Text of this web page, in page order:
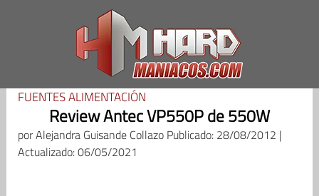
FUENTES ALIMENTACIÓN
Review Antec VP550P de 550W
porAlejandra Guisande Collazo Publicado: 28/08/2012 |
Actualizado: 06/05/2021